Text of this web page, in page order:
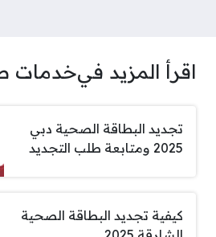
اقرأ المزيد فيخدمات
تجديد البطاقة الصحية دبي
2025 ومتابعة طلب التجديد
كيفية تجديد البطاقة الصحية